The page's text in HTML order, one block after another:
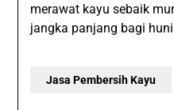
merawat kayu sebaik
jangka panjang bagi
Jasa Pembersih Kayu